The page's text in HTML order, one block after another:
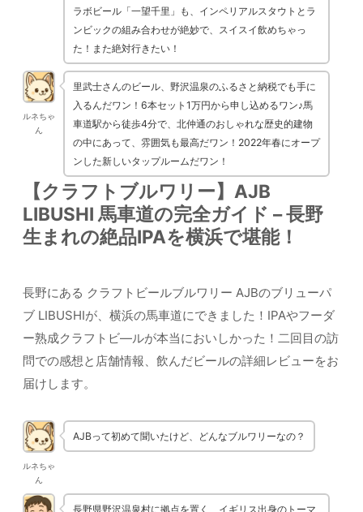
ラボビール「一望千里」も、インペリアルスタウトとラ
ンビックの組み合わせが絶妙で、スイスイ飲めちゃっ
た！また絶対行きたい！
ルネちゃ
ん
里武士さんのビール、野沢温泉のふるさと納税でも手に
入るんだワン！6本セット1万円から申し込めるワン♪馬
車道駅から徒歩4分で、北仲通のおしゃれな歴史的建物
の中にあって、雰囲気も最高だワン！2022年春にオープ
ンした新しいタップルームだワン！
【クラフトブルワリー】AJB
LIBUSHI 馬車道の完全ガイド – 長野
生まれの絶品IPAを横浜で堪能！
長野にある クラフトビールブルワリー AJBのブリューパ
ブ LIBUSHIが、横浜の馬車道にできました！IPAやフーダ
ー熟成クラフトビ―ルが本当においしかった！二回目の訪
問での感想と店舗情報、飲んだビールの詳細レビューをお
届けします。
ルネちゃ
ん
AJBって初めて聞いたけど、どんなブルワリーなの？
長野県野沢温泉村に拠点を置く、イギリス出身のトーマ